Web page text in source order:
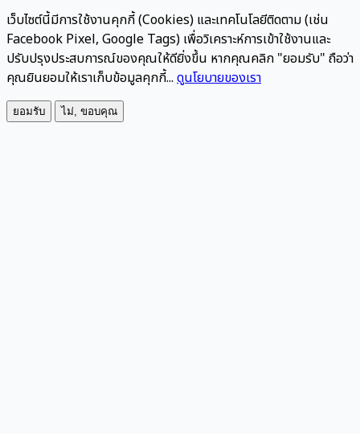
เว็บไซต์นี้มีการใช้งานคุกกี้ (Cookies) และเทคโนโลยีติดตาม (เช่น
Facebook Pixel, Google Tags) เพื่อวิเคราะห์การเข้าใช้งานและ
ปรับปรุงประสบการณ์ของคุณให้ดียิ่งขึ้น หากคุณคลิก "ยอมรับ" ถือว่า
คุณยินยอมให้เราเก็บข้อมูลคุกกี้... ดูนโยบายของเรา
ยอมรับ ไม่, ขอบคุณ